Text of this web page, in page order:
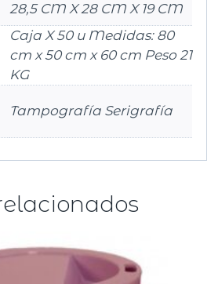
28,5 CM X 28 CM X 19 CM
Caja X 50 u Medidas: 80
cm x 50 cm x 60 cm Peso 21
KG
Tampografía Serigrafía